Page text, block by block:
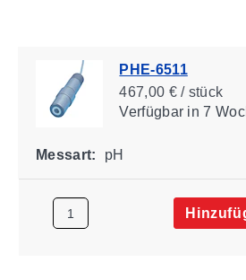
PHE-6511
467,00 € / stück
Verfügbarin 7
Messart: pH